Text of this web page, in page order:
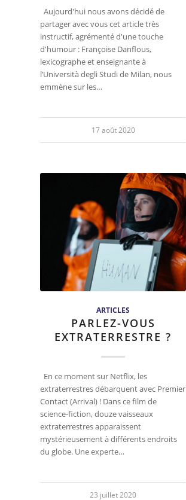
Aujourd'hui nous avons décidé de
partager avec vous cet article très
instructif, agrémenté d'une touche
d'humour : Françoise Danflous,
lexicographe et enseignante à
l’Università degli Studi de Milan, nous
emmène sur les…
17 août 2020
ARTICLES
PARLEZ-VOUS
EXTRATERRESTRE ?
En ce moment sur Netflix, les
extraterrestres débarquent avec Premier
Contact (Arrival) ! Dans ce film de
science-fiction, douze vaisseaux
extraterrestres apparaissent
mystérieusement à différents endroits
du globe. Une experte…
23 juillet 2020